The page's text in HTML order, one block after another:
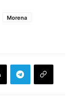
Morena